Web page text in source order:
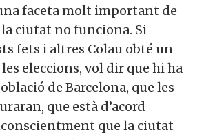
faceta molt important de
la ciutat no funciona. Si
fets i altres Colau obté un
eleccions, vol dir que hi ha
de Barcelona, que les
que està d’acord
que la ciutat